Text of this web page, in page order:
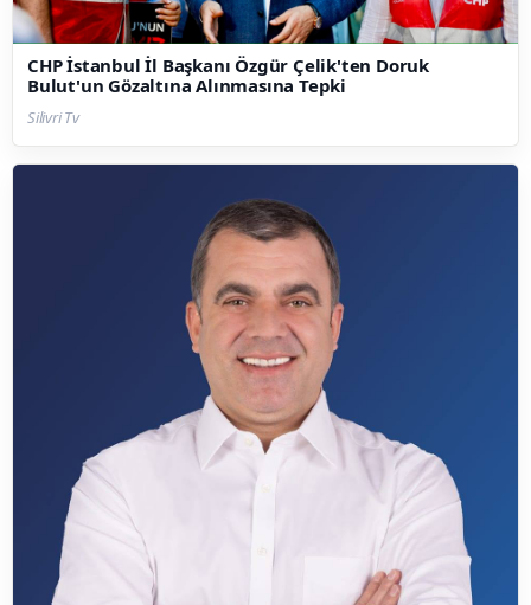
CHP İstanbul İl Başkanı Özgür Çelik'ten Doruk
Bulut'un Gözaltına Alınmasına Tepki
Silivri Tv